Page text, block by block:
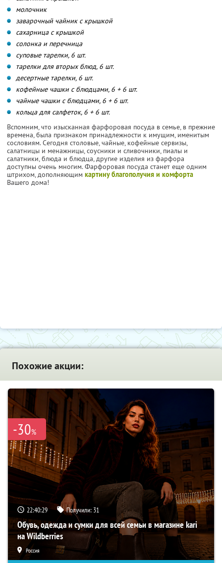
молочник
заварочный чайник с крышкой
сахарница с крышкой
солонка и перечница
суповые тарелки, 6 шт.
тарелки для вторых блюд, 6 шт.
десертные тарелки, 6 шт.
кофейные чашки с блюдцами, 6 + 6 шт.
чайные чашки с блюдцами, 6 + 6 шт.
кольца для салфеток, 6 + 6 шт.
Вспомним, что изысканная фарфоровая посуда в семье, в прежние
времена, была признаком принадлежности к имущим, именитым
сословиям. Сегодня столовые, чайные, кофейные сервизы,
салатницы и менажницы, соусники и сливочники, пиалы и
салатники, блюда и блюдца, другие изделия из фарфора
доступны очень многим. Фарфоровая посуда станет еще одним
штрихом, дополняющим картину благополучия и комфорта
Вашего дома!
Похожие акции:
-30%
22:40:27 Получили: 31
Обувь, одежда и сумки для всей семьи в магазине kari
на Wildberries
Россия